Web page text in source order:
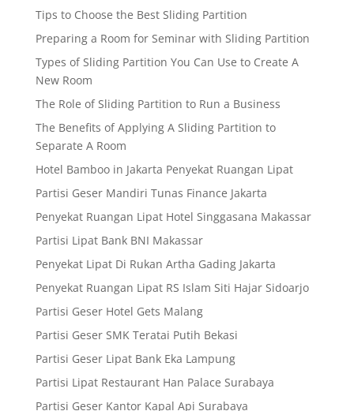
Tips to Choose the Best Sliding Partition
Preparing a Room for Seminar with Sliding Partition
Types of Sliding Partition You Can Use to Create A
New Room
The Role of Sliding Partition to Run a Business
The Benefits of Applying A Sliding Partition to
Separate A Room
Hotel Bamboo in Jakarta Penyekat Ruangan Lipat
Partisi Geser Mandiri Tunas Finance Jakarta
Penyekat Ruangan Lipat Hotel Singgasana Makassar
Partisi Lipat Bank BNI Makassar
Penyekat Lipat Di Rukan Artha Gading Jakarta
Penyekat Ruangan Lipat RS Islam Siti Hajar Sidoarjo
Partisi Geser Hotel Gets Malang
Partisi Geser SMK Teratai Putih Bekasi
Partisi Geser Lipat Bank Eka Lampung
Partisi Lipat Restaurant Han Palace Surabaya
Partisi Geser Kantor Kapal Api Surabaya